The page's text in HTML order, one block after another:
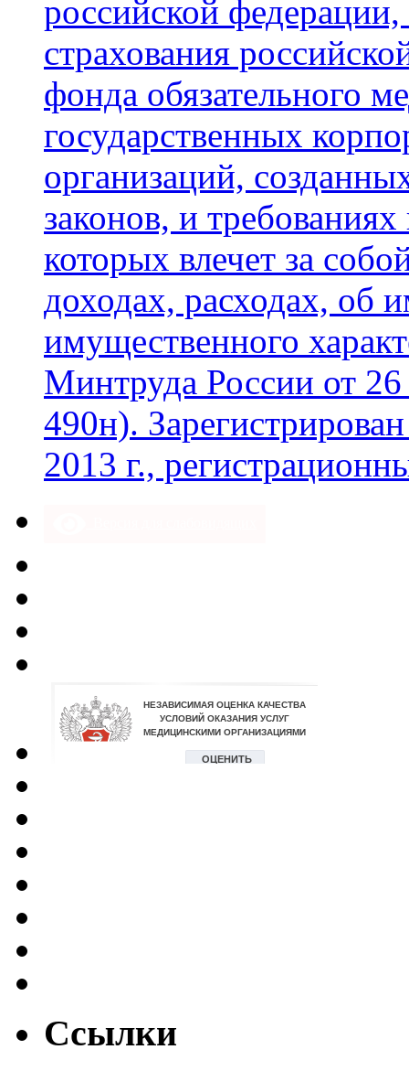
российской
страхования
фонда обязательного
государственных
организаций,
законов, и
которых влечет за
доходах, расходах, об
имущественного
Минтруда России от
490н).
2013 г.,
Ссылки